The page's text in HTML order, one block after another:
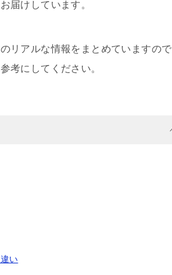
届けしています。
リアルな情報をまとめていますので
考にしてください。
い